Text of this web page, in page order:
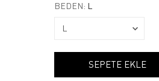
BEDEN: L
SEPETE EKLE